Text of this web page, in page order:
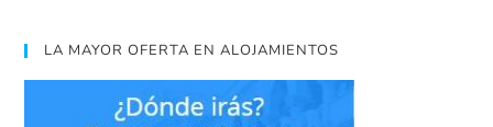
LA MAYOR OFERTA EN ALOJAMIENTOS